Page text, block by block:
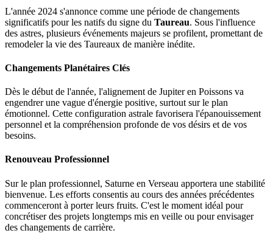
L'année 2024 s'annonce comme une période de changements
significatifs pour les natifs du signe du Taureau. Sous l'influence
des astres, plusieurs événements majeurs se profilent, promettant de
remodeler la vie des Taureaux de manière inédite.
Changements Planétaires Clés
Dès le début de l'année, l'alignement de Jupiter en Poissons va
engendrer une vague d'énergie positive, surtout sur le plan
émotionnel. Cette configuration astrale favorisera l'épanouissement
personnel et la compréhension profonde de vos désirs et de vos
besoins.
Renouveau Professionnel
Sur le plan professionnel, Saturne en Verseau apportera une stabilité
bienvenue. Les efforts consentis au cours des années précédentes
commenceront à porter leurs fruits. C'est le moment idéal pour
concrétiser des projets longtemps mis en veille ou pour envisager
des changements de carrière.